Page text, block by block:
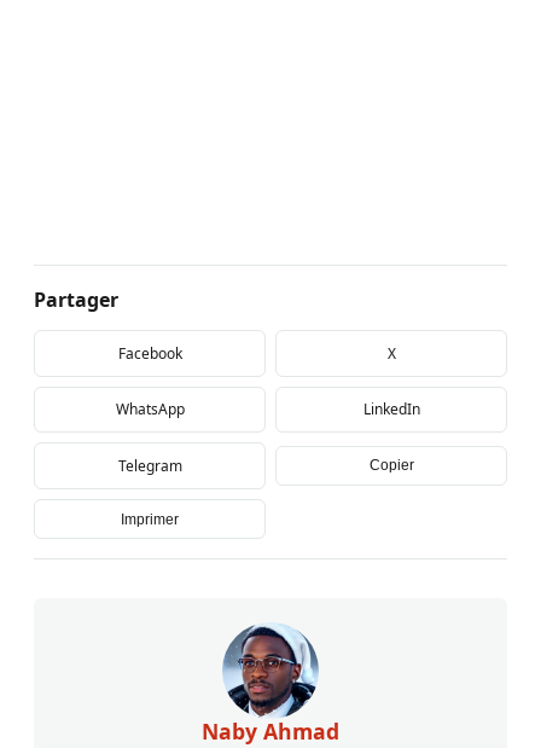
Partager
Facebook X
WhatsApp LinkedIn
Telegram Copier
Imprimer
Naby Ahmad